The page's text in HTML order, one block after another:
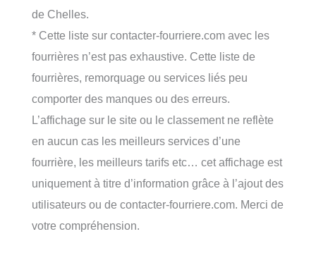
de Chelles.
* Cette liste sur contacter-fourriere.com avec les
fourrières n’est pas exhaustive. Cette liste de
fourrières, remorquage ou services liés peu
comporter des manques ou des erreurs.
L’affichage sur le site ou le classement ne reflète
en aucun cas les meilleurs services d’une
fourrière, les meilleurs tarifs etc… cet affichage est
uniquement à titre d’information grâce à l’ajout des
utilisateurs ou de contacter-fourriere.com. Merci de
votre compréhension.